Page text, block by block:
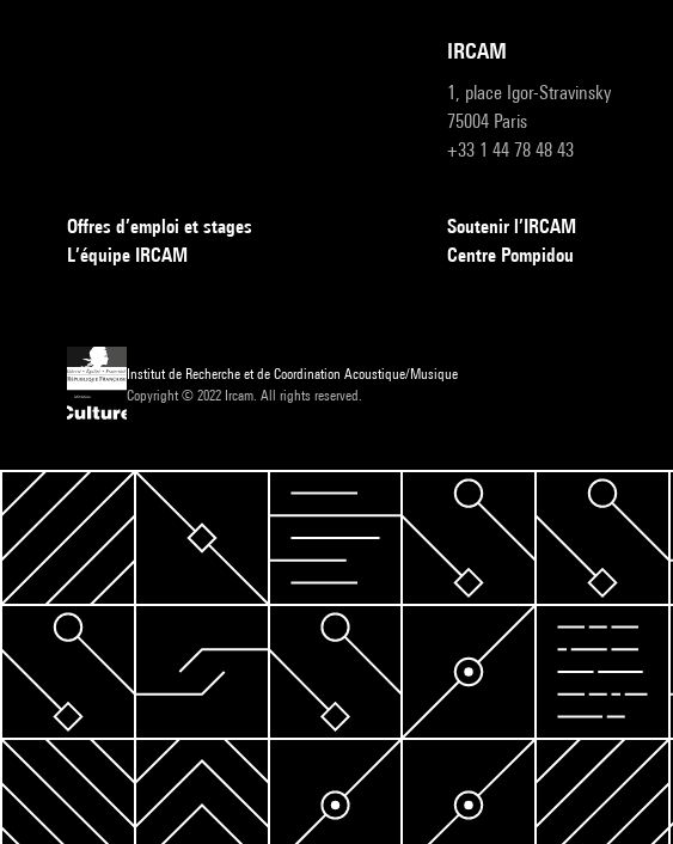
IRCAM
1, place Igor-Stravinsky
75004 Paris
+33 1 44 78 48 43
Offres d’emploi et stages
L’équipe IRCAM
Soutenir l’IRCAM
Centre Pompidou
Institut de Recherche et de Coordination Acoustique/Musique
Copyright © 2022 Ircam. All rights reserved.